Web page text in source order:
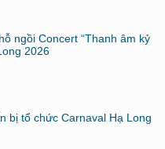
ngồi Concert “Thanh âm kỷ
2026
bị tổ chức Carnaval Hạ Long